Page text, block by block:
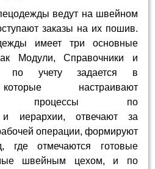
ведут на швейном
заказы на их пошив.
имеет три основные
Модули, Справочники и
по учету задается в
настраивают
процессы по
и иерархии, отвечают за
операции, формируют
где отмечаются готовые
швейным цехом, и по